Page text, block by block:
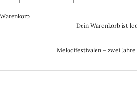
Warenkorb
Dein Warenkorb ist
Melodifestivalen – zwei Jahre